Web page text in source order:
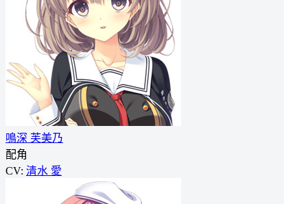
鳴深 芙美乃
配角
CV: 清水 愛